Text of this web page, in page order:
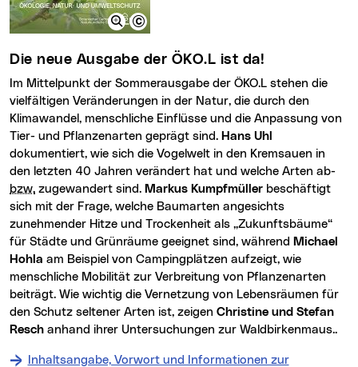
Die neue Ausgabe der ÖKO.L ist da!
vielfältigen Veränderungen in der Natur, die durch den
Klimawandel, menschliche Einflüsse und die Anpassung von
Tier- und Pflanzenarten geprägt sind. Hans Uhl
dokumentiert, wie sich die Vogelwelt in den Kremsauen in
den letzten 40 Jahren verändert hat und welche Arten ab-
bzw. zugewandert sind. Markus Kumpfmüller beschäftigt
sich mit der Frage, welche Baumarten angesichts
zunehmender Hitze und Trockenheit als „Zukunftsbäume“
für Städte und Grünräume geeignet sind, während Michael
Hohla am Beispiel von Campingplätzen aufzeigt, wie
menschliche Mobilität zur Verbreitung von Pflanzenarten
beiträgt. Wie wichtig die Vernetzung von Lebensräumen für
den Schutz seltener Arten ist, zeigen Christine und Stefan
Resch anhand ihrer Untersuchungen zur Waldbirkenmaus..
Inhaltsangabe, Vorwort und Informationen zur